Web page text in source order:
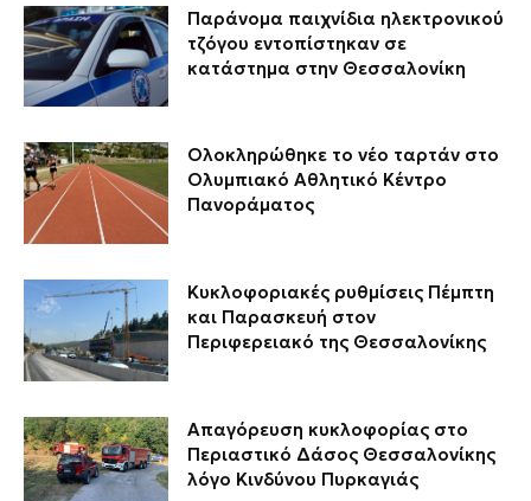
Παράνομα παιχνίδια ηλεκτρονικού
τζόγου εντοπίστηκαν σε
κατάστημα στην Θεσσαλονίκη
Ολοκληρώθηκε το νέο ταρτάν στο
Ολυμπιακό Αθλητικό Κέντρο
Πανοράματος
Κυκλοφοριακές ρυθμίσεις Πέμπτη
και Παρασκευή στον
Περιφερειακό της Θεσσαλονίκης
Απαγόρευση κυκλοφορίας στο
Περιαστικό Δάσος Θεσσαλονίκης
λόγο Κινδύνου Πυρκαγιάς